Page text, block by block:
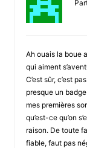
Ah ouais la boue
qui aiment
C’est sûr, c’est
presque un
mes premières
qu’est-ce qu’on
raison. De toute
fiable, faut pas